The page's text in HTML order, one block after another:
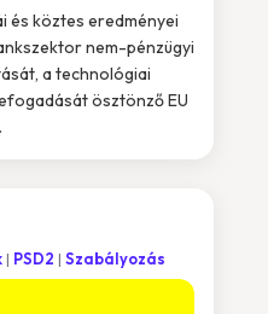
és köztes eredményei
nem-pénzügyi
a technológiai
ösztönző EU
PSD2 Szabályozás